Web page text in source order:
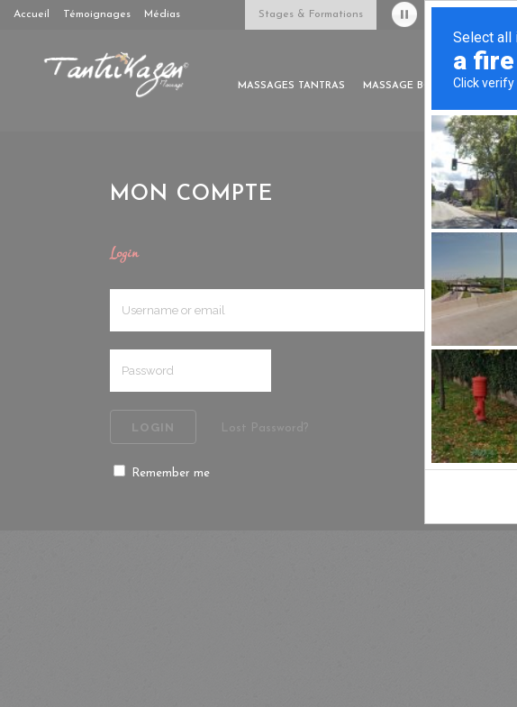
Accueil Témoignages Médias Stages & Formations
MASSAGES TANTRAS
MASSAGE BOLS TIBÉTAINS
MON COMPTE
Login
Lost Password?
Remember me